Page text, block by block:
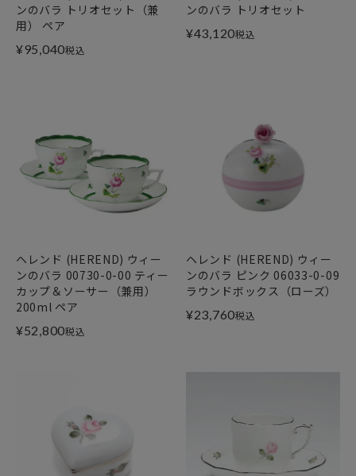
ンのバラ トリオセット（兼
用） ペア
¥95,040税込
ンのバラ トリオセット
¥43,120税込
ヘレンド (HEREND) ウィー
ンのバラ 00730-0-00 ティー
カップ＆ソーサー（兼用）
200ml ペア
¥52,800税込
ヘレンド (HEREND) ウィー
ンのバラ ピンク 06033-0-09
ラウンドボックス（ローズ）
¥23,760税込